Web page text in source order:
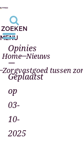
ZOEKEN
MENU
Home Nieuws
Opinies
—
Geplaatst
op
03-
10-
2025